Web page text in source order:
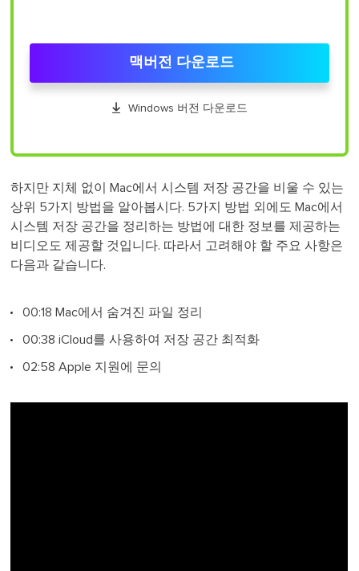
맥버전 다운로드
 Windows 버전 다운로드
하지만 지체 없이 Mac에서 시스템 저장 공간을 비울 수 있는
상위 5가지 방법을 알아봅시다. 5가지 방법 외에도 Mac에서
시스템 저장 공간을 정리하는 방법에 대한 정보를 제공하는
비디오도 제공할 것입니다. 따라서 고려해야 할 주요 사항은
다음과 같습니다.
00:18 Mac에서 숨겨진 파일 정리
00:38 iCloud를 사용하여 저장 공간 최적화
02:58 Apple 지원에 문의